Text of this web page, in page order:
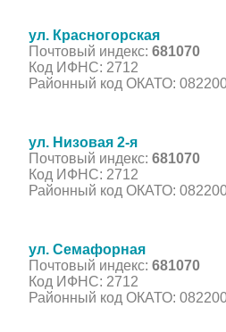
ул. Красногорская
Почтовый индекс: 681070
Код ИФНС: 2712
Районный код ОКАТО:
ул. Низовая 2-я
Почтовый индекс: 681070
Код ИФНС: 2712
Районный код ОКАТО:
ул. Семафорная
Почтовый индекс: 681070
Код ИФНС: 2712
Районный код ОКАТО: